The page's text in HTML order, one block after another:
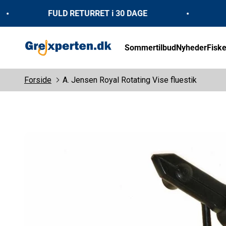
FULD RETURRET i 30 DAGE
SommertilbudNyheder
GrejXperten
Forside A. Jensen Royal Rotating Vise fluestik